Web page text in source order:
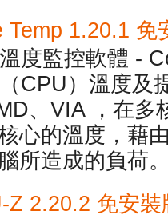
Temp 1.20.1 免
度監控軟體 -
CPU）溫度及
、VIA ，在多
心的溫度，藉
所造成的負荷
Z 2.20.2 免安